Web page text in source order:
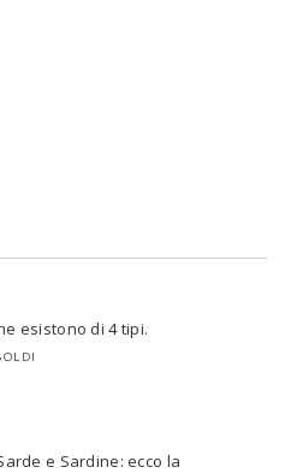
esistono di 4 tipi.
e Sardine: ecco la